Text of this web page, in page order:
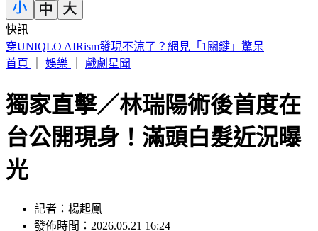
快訊
車禍後頭痛數月找嘸病因！吃止痛藥也沒用 醫揪這部位出問
題
獨家直擊／林瑞陽術後首度在
台公開現身！滿頭白髮近況曝
光
記者：楊起鳳